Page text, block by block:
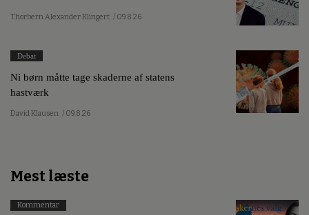
Thorbern Alexander Klingert / 09.8.26
Debat
Ni børn måtte tage skaderne af statens
hastværk
David Klausen / 09.8.26
Mest læste
Kommentar